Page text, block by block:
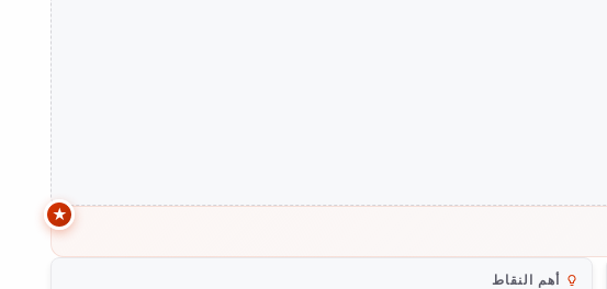
أهم النقاط